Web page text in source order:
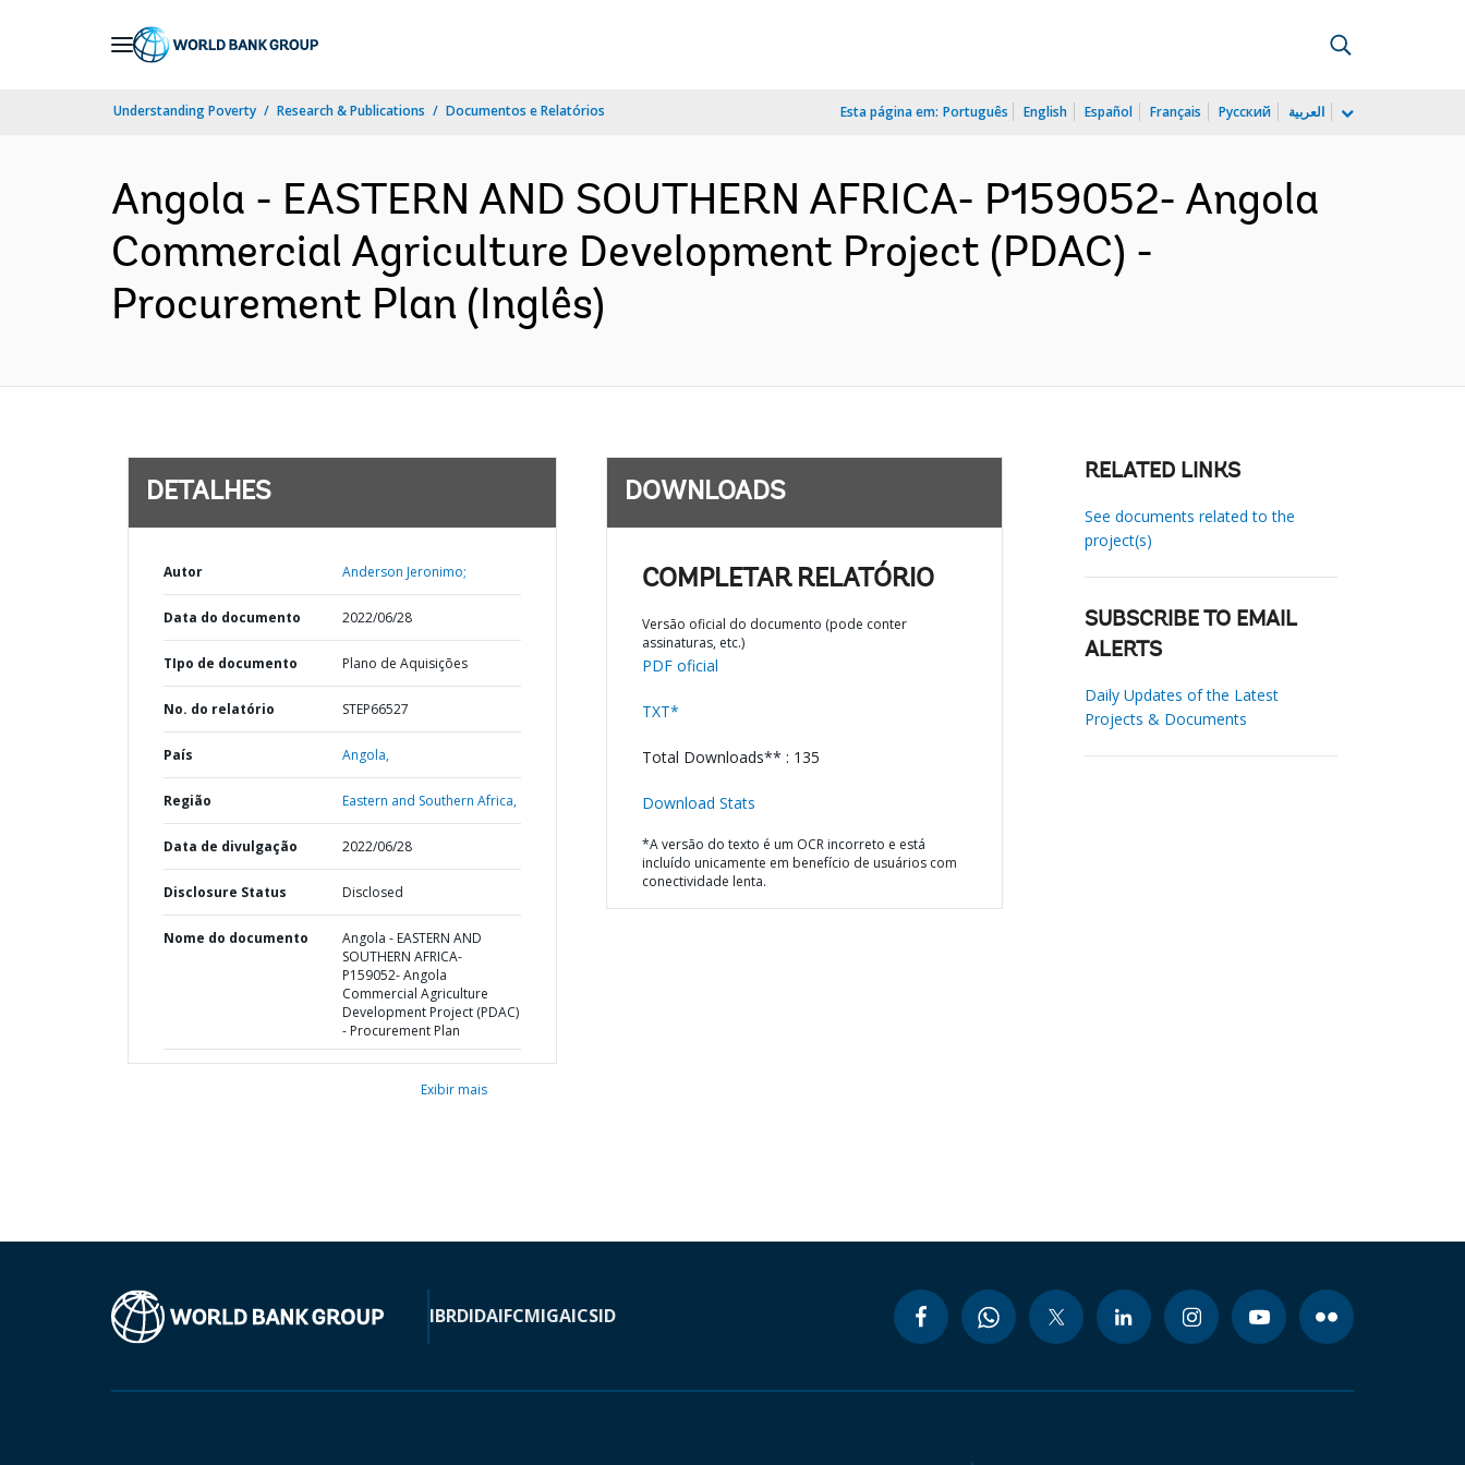
Understanding Poverty Research & Publications Documentos e Relatórios Esta página em: Português English Español Français Русский العربية
Angola - EASTERN AND SOUTHERN AFRICA- P159052- Angola
Commercial Agriculture Development Project (PDAC) -
Procurement Plan (Inglês)
DETALHES
Autor Anderson Jeronimo;
Data do documento 2022/06/28
TIpo de documento Plano de Aquisições
No. do relatório STEP66527
País Angola,
Região Eastern and Southern Africa,
Data de divulgação 2022/06/28
Disclosure Status Disclosed
Nome do documento
Angola - EASTERN AND
SOUTHERN AFRICA-
P159052- Angola
Commercial Agriculture
Development Project (PDAC)
- Procurement Plan
Exibir mais
DOWNLOADS
COMPLETAR RELATÓRIO
Versão oficial do documento (pode conter
assinaturas, etc.)
PDF oficial
TXT*
Total Downloads** : 135
Download Stats
*A versão do texto é um OCR incorreto e está
incluído unicamente em benefício de usuários com
conectividade lenta.
RELATED LINKS
See documents related to the
project(s)
SUBSCRIBE TO EMAIL
ALERTS
Daily Updates of the Latest
Projects & Documents
IBRDIDAIFCMIGAICSID